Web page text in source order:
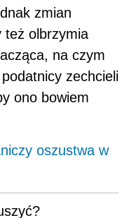
zmian
też olbrzymia
na czym
zechcieli
ono bowiem
oszustwa w